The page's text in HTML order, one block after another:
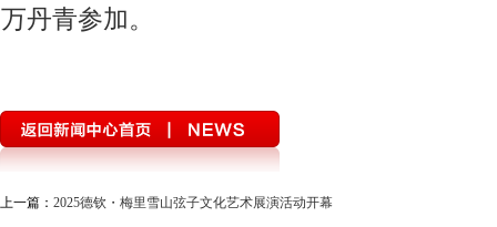
万丹青参加。
上一篇： 2025德钦・梅里雪山弦子文化艺术展演活动开幕